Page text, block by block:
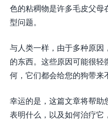
色的粘稠物是许多毛皮父
型问题。
与人类一样，由于多种原
的东西。这些原因可能很
何，它们都会给您的狗带来
幸运的是，这篇文章将帮助
表明什么，以及如何治疗